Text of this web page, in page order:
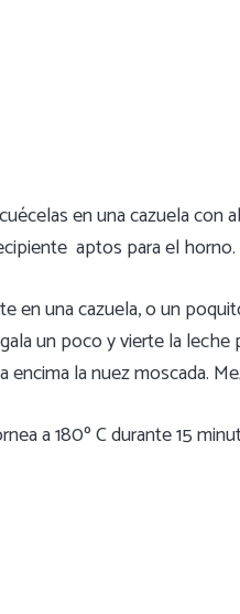
en una cazuela con
aptos para el horno.
en una cazuela, o un
un poco y vierte la
la nuez moscada.
a 180º C durante 15